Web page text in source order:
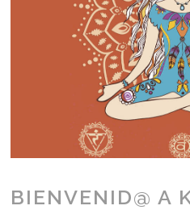
BIENVENID@ A